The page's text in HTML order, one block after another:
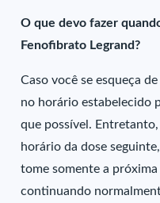
O que devo fazer
Fenofibrato Legrand?
Caso você se esqueça
no horário estabelecido
que possível.
horário da dose
tome somente a
continuando